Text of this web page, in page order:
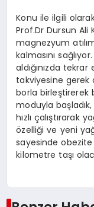
Konu ile ilgili
Prof.Dr Dursun Ali
magnezyum
kalmasını
aldığınızda
takviyesine gerek
borla birleştirerek
moduyla
hızlı çalıştırarak
özelliği ve yeni
sayesinde
kilometre taşı